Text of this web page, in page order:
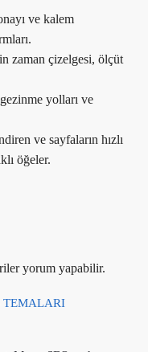
ve kalem
zaman çizelgesi, ölçüt
yolları ve
ve sayfaların hızlı
öğeler.
yorum yapabilir.
TEMALARI